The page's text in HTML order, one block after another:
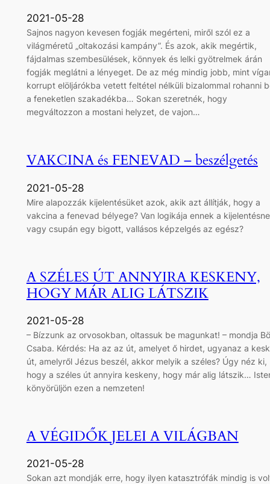
2021-05-28
Sajnos nagyon kevesen fogják megérteni, miről szól ez a
világméretű „oltakozási kampány”. És azok, akik megértik,
fájdalmas szembesülések, könnyek és lelki gyötrelmek árán
fogják meglátni a lényeget. De az még mindig jobb, mint
korrupt elöljárókba vetett feltétel nélküli bizalommal rohanni
a feneketlen szakadékba… Sokan szeretnék, hogy
megváltozzon a mostani helyzet, de vajon…
VAKCINA és FENEVAD – beszélgetés
2021-05-28
Mire alapozzák kijelentésüket azok, akik azt állítják, hogy a
vakcina a fenevad bélyege? Van logikája ennek a
vagy csupán egy bigott, vallásos képzelgés az egész?
A SZÉLES ÚT ANNYIRA KESKENY,
HOGY MÁR ALIG LÁTSZIK
2021-05-28
– Bízzunk az orvosokban, oltassuk be magunkat! – mondja
Csaba. Kérdés: Ha az az út, amelyet ő hirdet, ugyanaz a
út, amelyről Jézus beszél, akkor melyik a széles? Úgy néz ki,
hogy a széles út annyira keskeny, hogy már alig látszik…
könyörüljön ezen a nemzeten!
A VÉGIDŐK JELEI A VILÁGBAN
2021-05-28
Sokan azt mondják erre, hogy ilyen katasztrófák mindig is